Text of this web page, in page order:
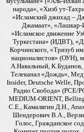
народа», «Хизб ут-
«Исламский джихад –
Джамаат», «Лашкар-
«Исламское движение
Туркестана» (ИДВТ),
Корчинского, «Тризуб
националистов» (ОУН),
А.Навальный,
Телеканал «Дождь»,
Insider, Deutsche Welle,
Радио Свобода» (PCE/
MEDIUM-ORIENT,
С.Е., Камалягин Д.Н.,
Шендерович В.А.,
Голос, Гражданское